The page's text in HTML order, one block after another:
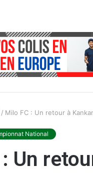
/ Milo FC : Un retour à
National
Un